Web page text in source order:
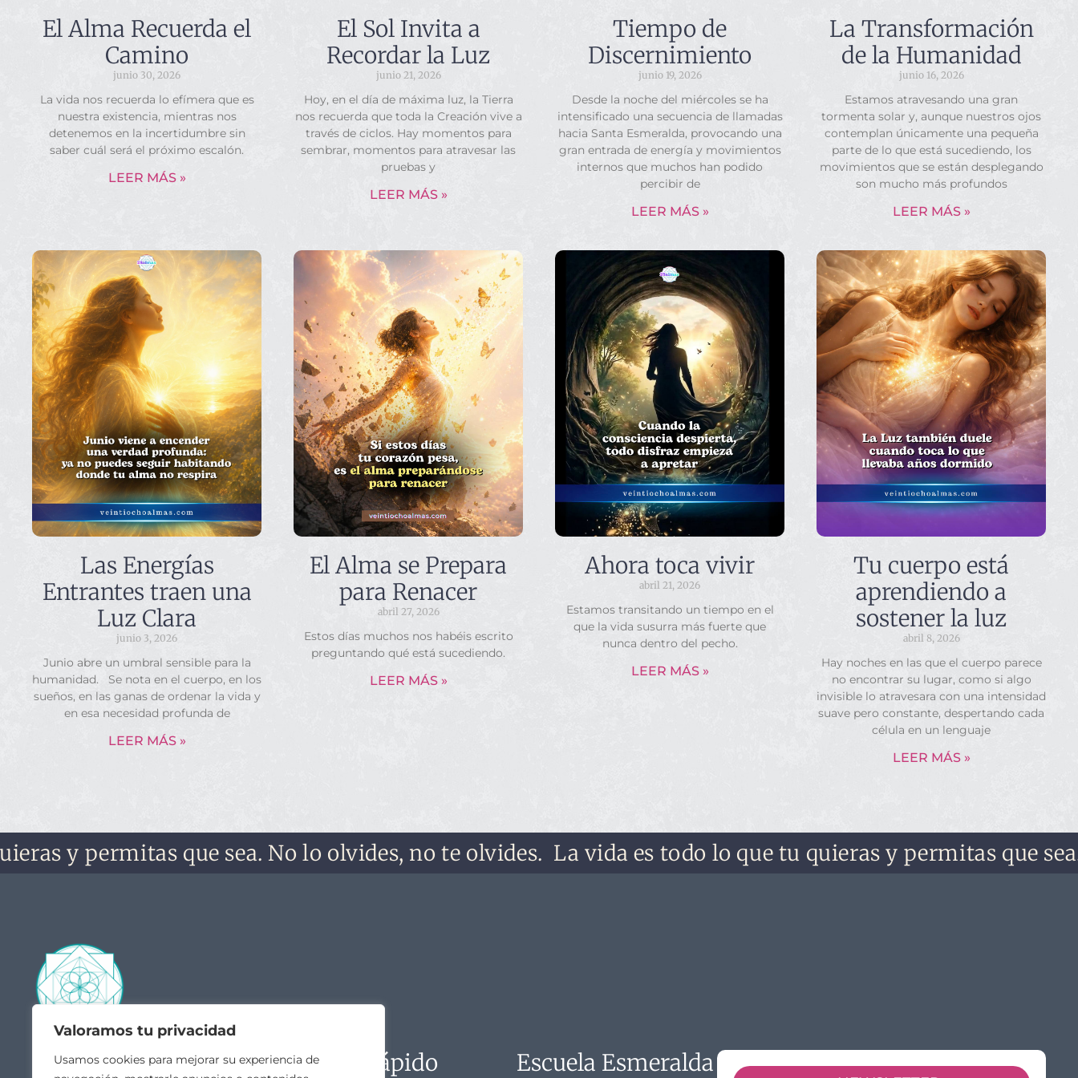
Valoramos tu privacidad
Usamos cookies para mejorar su experiencia de
El Alma Recuerda el
Camino
junio 30, 2026
La vida nos recuerda lo efímera que es
nuestra existencia, mientras nos
detenemos en la incertidumbre sin
saber cuál será el próximo escalón.
LEER MÁS »
El Sol Invita a
Recordar la Luz
junio 21, 2026
Hoy, en el día de máxima luz, la Tierra
nos recuerda que toda la Creación vive a
través de ciclos. Hay momentos para
sembrar, momentos para atravesar las
pruebas y
LEER MÁS »
Tiempo de
Discernimiento
junio 19, 2026
Desde la noche del miércoles se ha
intensificado una secuencia de llamadas
hacia Santa Esmeralda, provocando una
gran entrada de energía y movimientos
internos que muchos han podido
percibir de
LEER MÁS »
La Transformación
de la Humanidad
junio 16, 2026
Estamos atravesando una gran
tormenta solar y, aunque nuestros ojos
contemplan únicamente una pequeña
parte de lo que está sucediendo, los
movimientos que se están desplegando
son mucho más profundos
LEER MÁS »
Las Energías
Entrantes traen una
Luz Clara
junio 3, 2026
Junio abre un umbral sensible para la
humanidad. Se nota en el cuerpo, en los
sueños, en las ganas de ordenar la vida y
en esa necesidad profunda de
LEER MÁS »
El Alma se Prepara
para Renacer
abril 27, 2026
Estos días muchos nos habéis escrito
preguntando qué está sucediendo.
LEER MÁS »
Ahora toca vivir
abril 21, 2026
Estamos transitando un tiempo en el
que la vida susurra más fuerte que
nunca dentro del pecho.
LEER MÁS »
Tu cuerpo está
aprendiendo a
sostener la luz
abril 8, 2026
Hay noches en las que el cuerpo parece
no encontrar su lugar, como si algo
invisible lo atravesara con una intensidad
suave pero constante, despertando cada
célula en un lenguaje
LEER MÁS »
y permitas que sea. No lo olvides, no te olvides.La vida es todo lo que tu quieras y permitas que sea.
Contacto
Acceso rápido Escuela Esmeralda